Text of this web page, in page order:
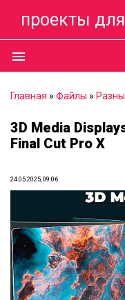
проекты
menu
Главная » Файлы »
3D Media
Final Cut Pro X
24.05.2025, 09:06